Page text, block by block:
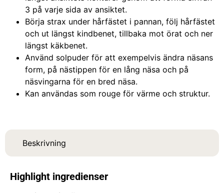
3 på varje sida av ansiktet.
Börja strax under hårfästet i pannan, följ hårfästet
och ut längst kindbenet, tillbaka mot örat och ner
längst käkbenet.
Använd solpuder för att exempelvis ändra näsans
form, på nästippen för en lång näsa och på
näsvingarna för en bred näsa.
Kan användas som rouge för värme och struktur.
Beskrivning
Highlight ingredienser